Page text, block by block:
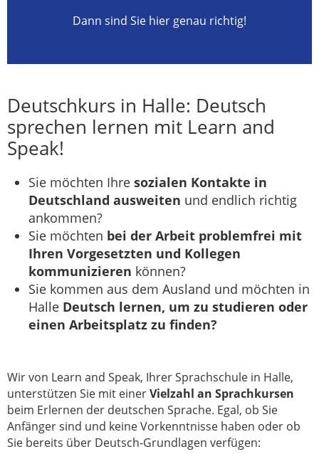
Dann sind Sie hier genau richtig!
Deutschkurs in Halle: Deutsch
sprechen lernen mit Learn and
Speak!
Sie möchten Ihresozialen Kontakte in
Deutschland ausweiten und endlich richtig
ankommen?
Sie möchten bei der Arbeit problemfrei mit
Ihren Vorgesetzten und Kollegen
kommunizieren können?
Sie kommen aus dem Ausland und möchten in
Halle Deutsch lernen, um zu studieren oder
einen Arbeitsplatz zu finden?
Wir von Learn and Speak, Ihrer Sprachschule in Halle,
unterstützen Sie mit einerVielzahl an Sprachkursen
beim Erlernen der deutschen Sprache. Egal, ob Sie
Anfänger sind und keine Vorkenntnisse haben oder ob
Sie bereits über Deutsch-Grundlagen verfügen: